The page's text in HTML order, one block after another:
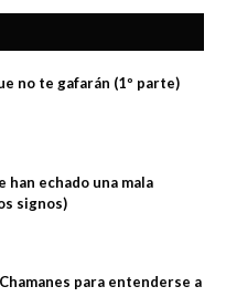
no te gafarán (1º parte)
han echado una mala
signos)
para entenderse a